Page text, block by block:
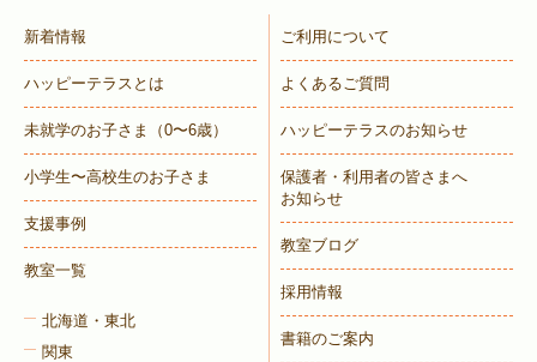
新着情報
ハッピーテラスとは
未就学のお子さま （0〜6歳）
小学生〜高校生のお子さま
支援事例
教室一覧
北海道・東北
関東
ご利用について
よくあるご質問
ハッピーテラスのお知らせ
保護者・利用者の皆さまへ
お知らせ
教室ブログ
採用情報
書籍のご案内